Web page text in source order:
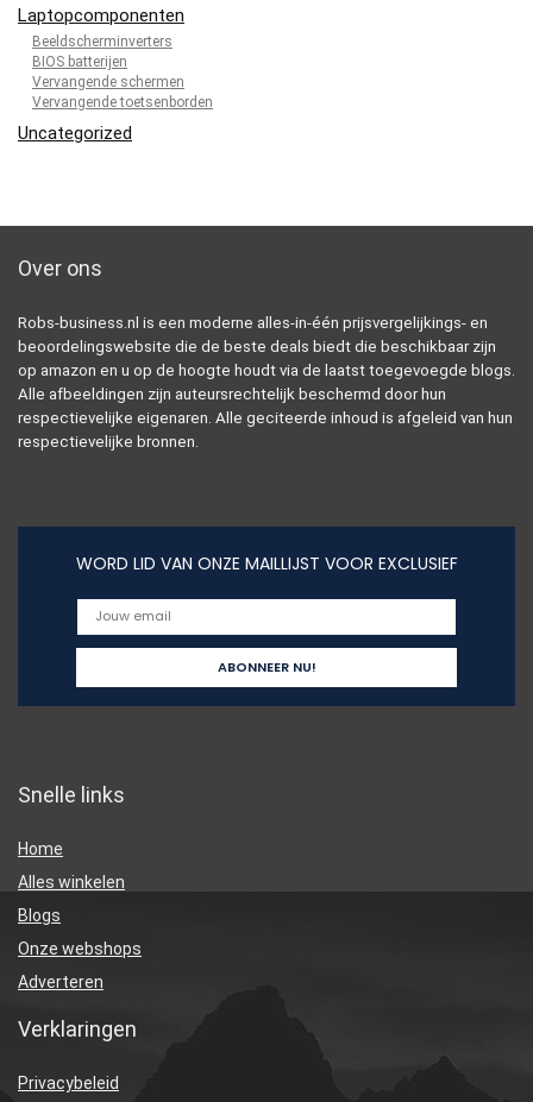
Laptopcomponenten
Beeldscherminverters
BIOS batterijen
Vervangende schermen
Vervangende toetsenborden
Uncategorized
Over ons
Robs-business.nl is een moderne alles-in-één prijsvergelijkings- en
beoordelingswebsite die de beste deals biedt die beschikbaar zijn
op amazon en u op de hoogte houdt via de laatst toegevoegde blogs.
Alle afbeeldingen zijn auteursrechtelijk beschermd door hun
respectievelijke eigenaren. Alle geciteerde inhoud is afgeleid van hun
respectievelijke bronnen.
WORD LID VAN ONZE MAILLIJST VOOR EXCLUSIEF
Snelle links
Home
Alles winkelen
Blogs
Onze webshops
Adverteren
Verklaringen
Privacybeleid